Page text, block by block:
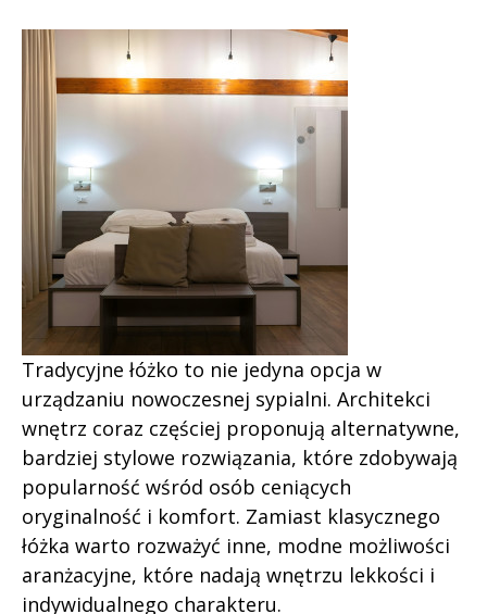
Tradycyjne łóżko to nie jedyna opcja w
urządzaniu nowoczesnej sypialni. Architekci
wnętrz coraz częściej proponują alternatywne,
bardziej stylowe rozwiązania, które zdobywają
popularność wśród osób ceniących
oryginalność i komfort. Zamiast klasycznego
łóżka warto rozważyć inne, modne możliwości
aranżacyjne, które nadają wnętrzu lekkości i
indywidualnego charakteru.